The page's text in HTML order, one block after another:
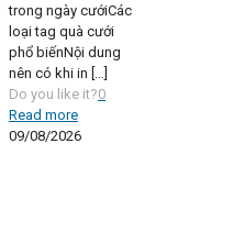
trong ngày cướiCác
loại tag quà cưới
phổ biếnNội dung
nên có khi in
Do you like it?0
Read more
09/08/2026